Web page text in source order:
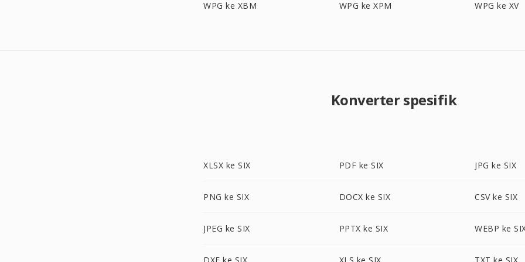
WPG ke XBM WPG ke XPM WPG ke XV
Konverter spesifik
XLSX ke SIX PDF ke SIX JPG ke SIX
PNG ke SIX DOCX ke SIX CSV ke SIX
JPEG ke SIX PPTX ke SIX WEBP ke